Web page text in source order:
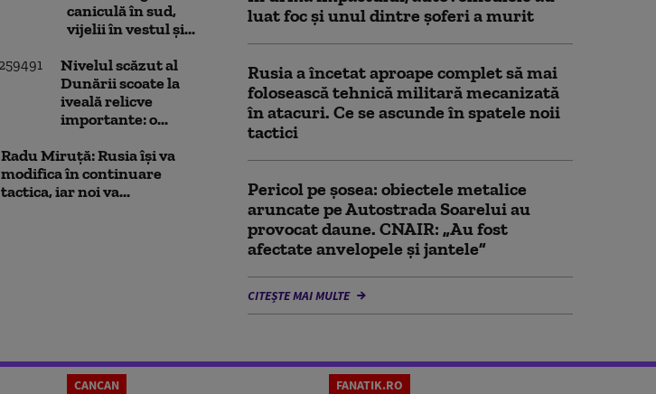
caniculă în sud,
vijelii în vestul și...
Nivelul scăzut al
Dunării scoate la
iveală relicve
importante: o...
Radu Miruță: Rusia își va
modifica în continuare
tactica, iar noi va...
luat foc și unul dintre șoferi a murit
Rusia a încetat aproape complet să mai
folosească tehnică militară mecanizată
în atacuri. Ce se ascunde în spatele noii
tactici
Pericol pe șosea: obiectele metalice
aruncate pe Autostrada Soarelui au
provocat daune. CNAIR: „Au fost
afectate anvelopele și jantele”
CITEȘTE MAI MULTE
CANCAN FANATIK.RO